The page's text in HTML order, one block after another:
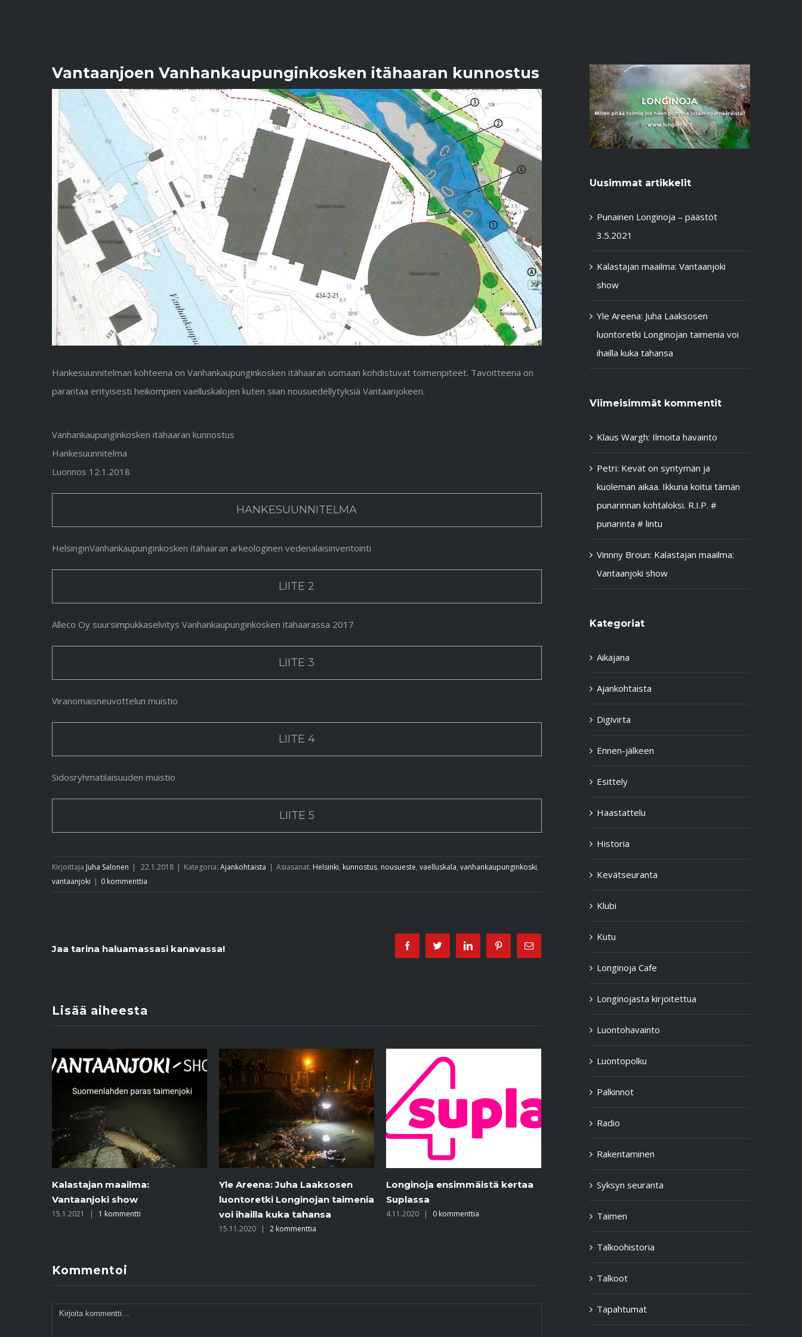
Vantaanjoen Vanhankaupunginkosken itähaaran kunnostus
Hankesuunnitelman kohteena on Vanhankaupunginkosken itähaaran uomaan kohdistuvat toimenpiteet. Tavoitteena on
parantaa erityisesti heikompien vaelluskalojen kuten siian nousuedellytyksiä Vantaanjokeen.
Vanhankaupunginkosken itähaaran kunnostus
Hankesuunnitelma
Luonnos 12.1.2018
HANKESUUNNITELMA
HelsinginVanhankaupunginkosken itähaaran arkeologinen vedenalaisinventointi
LIITE 2
Alleco Oy suursimpukkaselvitys Vanhankaupunginkosken itähaarassa 2017
LIITE 3
Viranomaisneuvottelun muistio
LIITE 4
Sidosryhmatilaisuuden muistio
LIITE 5
Kirjoittaja Juha Salonen 22.1.2018 Kategoria: Ajankohtaista Asiasanat: Helsinki, kunnostus, nousueste, vaelluskala, vanhankaupunginkoski,
vantaanjoki
0 kommenttia
Jaa tarina haluamassasi kanavassa! FacebookTwitter Linkedin PinterestEmail
Lisää aiheesta
Yle Areena: Juha Laaksosen
luontoretki Longinojan taimenia
voi ihailla kuka tahansa
Longinoja ensimmäistä kertaa
Suplassa
4.11.2020 | 0 kommenttia
Yle – Puoli seitsemän Suomen
ehkä tunnetuin puro virtaa
Pohjois-Helsingissä – yhdistää
Kommentoi
Uusimmat artikkelit
Punainen Longinoja – päästöt
3.5.2021
Kalastajan maailma: Vantaanjoki
show
Yle Areena: Juha Laaksosen
luontoretki Longinojan taimenia voi
ihailla kuka tahansa
Viimeisimmät kommentit
Klaus Wargh: Ilmoita havainto
Petri: Kevät on syntymän ja
kuoleman aikaa. Ikkuna koitui tämän
punarinnan kohtaloksi. R.I.P. #
punarinta # lintu
Vinnny Broun: Kalastajan maailma:
Vantaanjoki show
Kategoriat
Aikajana
Ajankohtaista
Digivirta
Ennen-jälkeen
Esittely
Haastattelu
Historia
Kevätseuranta
Klubi
Kutu
Longinoja Cafe
Longinojasta kirjoitettua
Luontohavainto
Luontopolku
Palkinnot
Radio
Rakentaminen
Syksyn seuranta
Taimen
Talkoohistoria
Talkoot
Tapahtumat